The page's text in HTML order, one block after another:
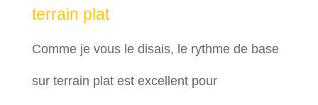
terrain plat
Comme je vous le disais, le rythme de base
sur terrain plat est excellent pour